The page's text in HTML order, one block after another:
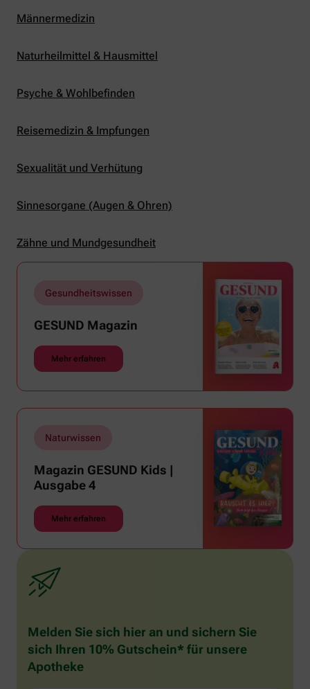
Männermedizin
Naturheilmittel & Hausmittel
Psyche & Wohlbefinden
Reisemedizin & Impfungen
Sexualität und Verhütung
Sinnesorgane (Augen & Ohren)
Zähne und Mundgesundheit
Gesundheitswissen
GESUND Magazin
Mehr erfahren
Naturwissen
Magazin GESUND Kids |
Ausgabe 4
Mehr erfahren
Melden Sie sich hier an und sichern Sie
sich Ihren 10% Gutschein* für unsere
Apotheke